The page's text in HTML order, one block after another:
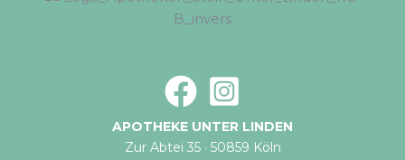
APOTHEKE UNTER LINDEN
Zur Abtei 35 · 50859 Köln